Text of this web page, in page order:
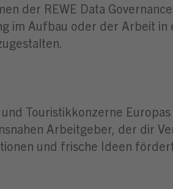
der REWE Data
im Aufbau oder der Arbeit
Touristikkonzerne
Arbeitgeber, der dir
und frische Ideen